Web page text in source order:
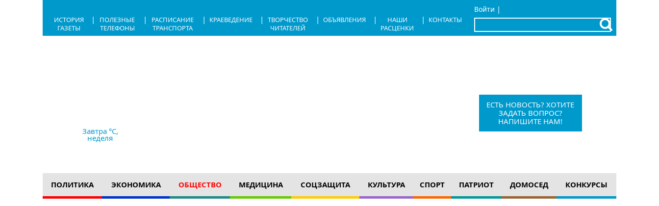
Войти |
x
ИСТОРИЯ
ГАЗЕТЫ
|
ПОЛЕЗНЫЕ
ТЕЛЕФОНЫ
|
РАСПИСАНИЕ
ТРАНСПОРТА
| КРАЕВЕДЕНИЕ |
ТВОРЧЕСТВО
ЧИТАТЕЛЕЙ
| ОБЪЯВЛЕНИЯ |
НАШИ
РАСЦЕНКИ
| КОНТАКТЫ
Завтра °C,
неделя
ЕСТЬ НОВОСТЬ? ХОТИТЕ
ЗАДАТЬ ВОПРОС?
НАПИШИТЕ НАМ!
ПОЛИТИКА ЭКОНОМИКА ОБЩЕСТВО МЕДИЦИНА СОЦЗАЩИТА КУЛЬТУРА СПОРТ ПАТРИОТ ДОМОСЕД КОНКУРСЫ